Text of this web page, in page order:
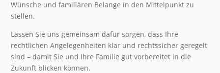
Wünsche und familiären Belange in den Mittelpunkt zu
stellen.
Lassen Sie uns gemeinsam dafür sorgen, dass Ihre
rechtlichen Angelegenheiten klar und rechtssicher geregelt
sind – damit Sie und Ihre Familie gut vorbereitet in die
Zukunft blicken können.